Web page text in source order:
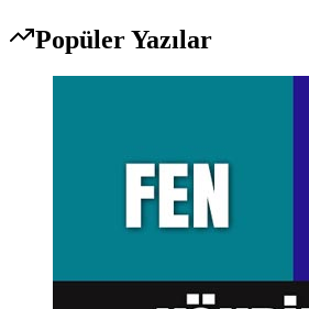
Popüler Yazılar